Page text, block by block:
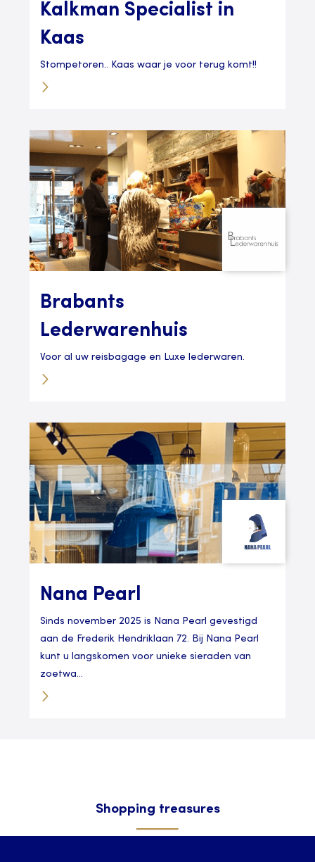
Kalkman Specialist in
Kaas
Stompetoren.. Kaas waar je voor terug komt!!
Brabants
Lederwarenhuis
Voor al uw reisbagage en Luxe lederwaren.
Nana Pearl
Sinds november 2025 is Nana Pearl gevestigd
aan de Frederik Hendriklaan 72. Bij Nana Pearl
kunt u langskomen voor unieke sieraden van
zoetwa...
Shopping treasures